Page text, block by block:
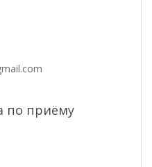
по приёму